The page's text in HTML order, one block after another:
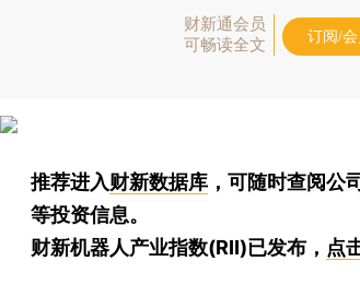
财新通会员
可畅读全文
订阅/
推荐进入财新数据库 ，可随时查阅公
等投资信息。
财新机器人产业指数(RII)已发布， 点